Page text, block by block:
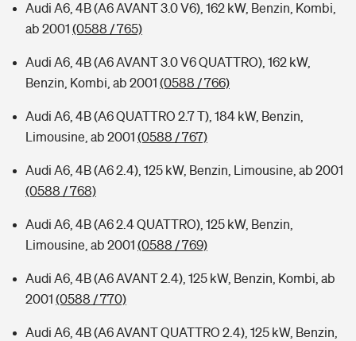
Audi A6, 4B (A6 AVANT 3.0 V6), 162 kW, Benzin, Kombi,
ab 2001 (0588 / 765)
Audi A6, 4B (A6 AVANT 3.0 V6 QUATTRO), 162 kW,
Benzin, Kombi, ab 2001 (0588 / 766)
Audi A6, 4B (A6 QUATTRO 2.7 T), 184 kW, Benzin,
Limousine, ab 2001 (0588 / 767)
Audi A6, 4B (A6 2.4), 125 kW, Benzin, Limousine, ab 2001
(0588 / 768)
Audi A6, 4B (A6 2.4 QUATTRO), 125 kW, Benzin,
Limousine, ab 2001 (0588 / 769)
Audi A6, 4B (A6 AVANT 2.4), 125 kW, Benzin, Kombi, ab
2001 (0588 / 770)
Audi A6, 4B (A6 AVANT QUATTRO 2.4), 125 kW, Benzin,